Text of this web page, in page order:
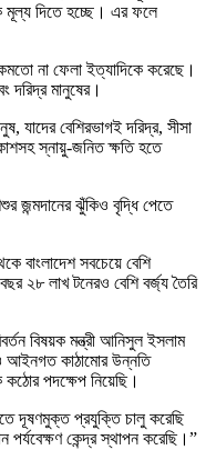
মূল্য দিতে হচ্ছে। এর ফলে
না ফেলা ইত্যাদিকে করেছে।
দরিদ্র মানুষের।
যাদের বেশিরভাগই দরিদ্র, সীসা
স্নায়ু-জনিত ক্ষতি হতে
জন্মদানের ঝুঁকিও বৃদ্ধি পেতে
বাংলাদেশ সবচেয়ে বেশি
২৮ লাখ টনেরও বেশি বর্জ্য তৈরি
বিষয়ক মন্ত্রী আনিসুল ইসলাম
আইনগত কাঠামোর উন্নতি
পদক্ষেপ নিয়েছি।
দূষণমুক্ত প্রযুক্তি চালু করেছি
পর্যবেক্ষণ কেন্দ্র স্থাপন করেছি।”